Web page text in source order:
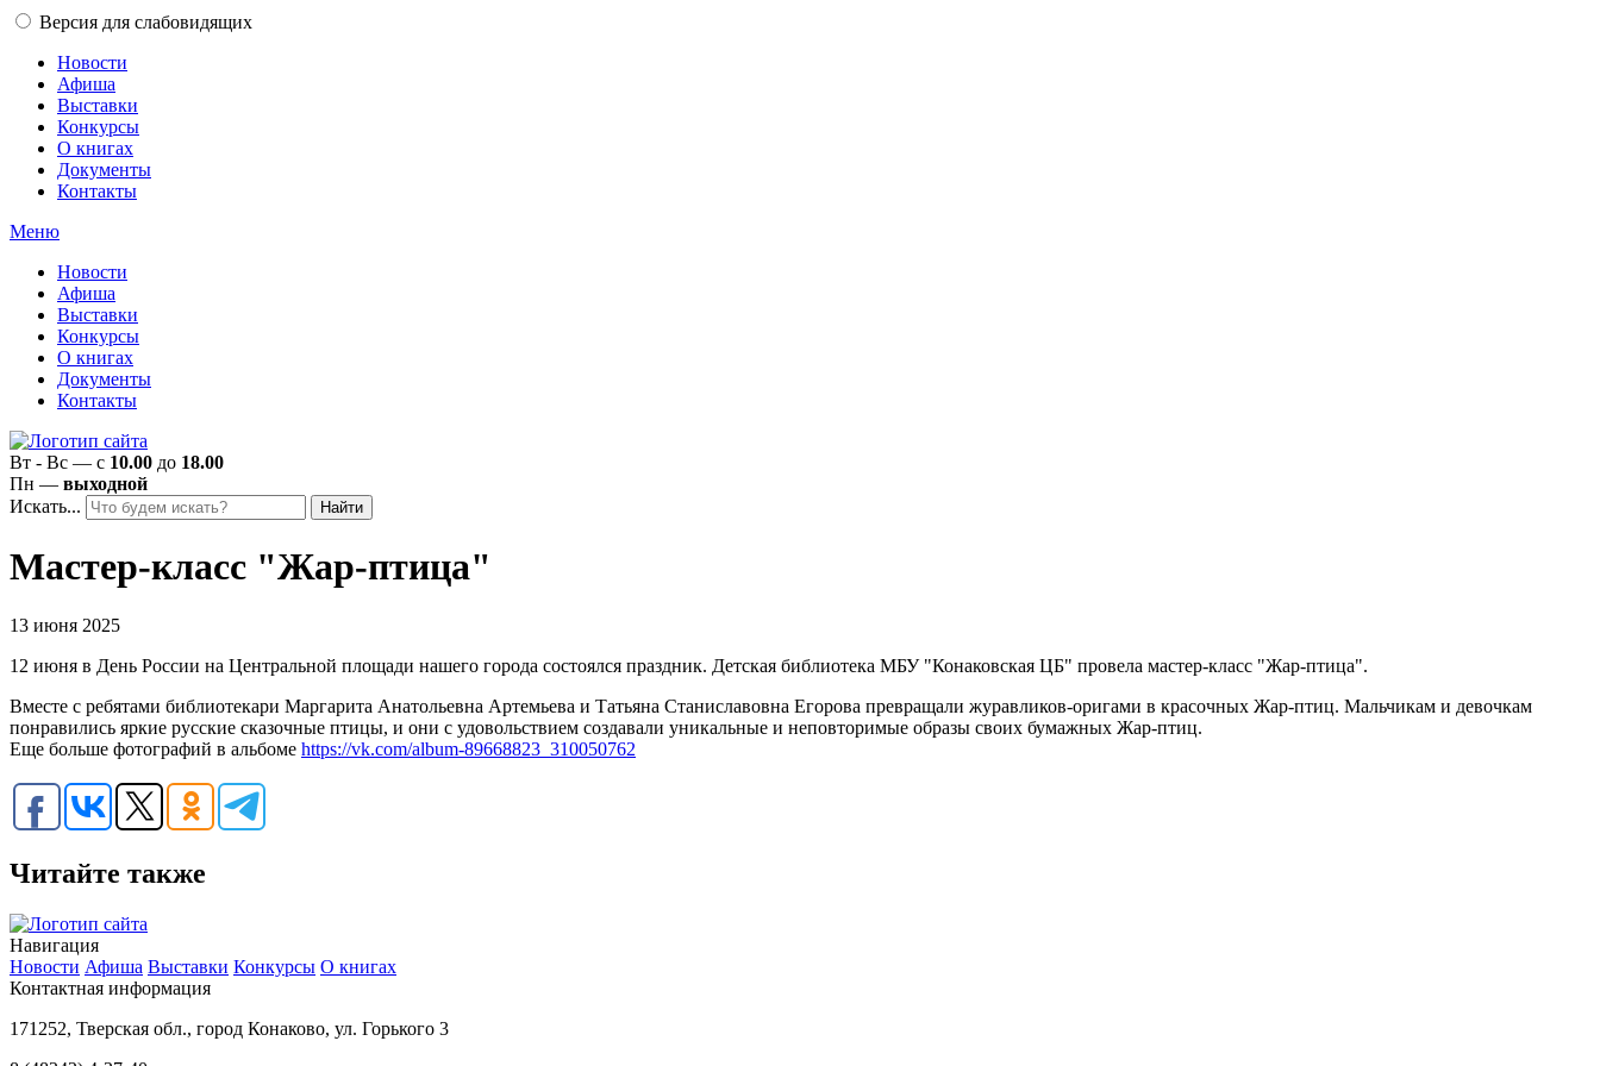
Версия для слабовидящих
Новости
Афиша
Выставки
Конкурсы
О книгах
Документы
Контакты
Меню
Новости
Афиша
Выставки
Конкурсы
О книгах
Документы
Контакты
Вт - Вс — с 10.00 до 18.00
Пн — выходной
Искать...
Найти
Мастер-класс "Жар-птица"
13 июня 2025
12 июня в День России на Центральной площади нашего города состоялся праздник. Детская библиотека МБУ "Конаковская ЦБ" провела мастер-класс "Жар-птица".
Вместе с ребятами библиотекари Маргарита Анатольевна Артемьева и Татьяна Станиславовна Егорова превращали журавликов-оригами в красочных Жар-птиц. Мальчикам и девочкам
понравились яркие русские сказочные птицы, и они с удовольствием создавали уникальные и неповторимые образы своих бумажных Жар-птиц.
Еще больше фотографий в альбоме https://vk.com/album-89668823_310050762
Читайте также
Навигация
Новости Афиша Выставки Конкурсы О книгах
Контактная информация
171252, Тверская обл., город Конаково, ул. Горького 3